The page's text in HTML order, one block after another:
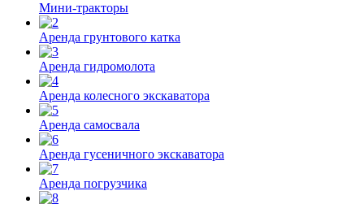
Мини-тракторы
Аренда грунтового катка
Аренда гидромолота
Аренда колесного экскаватора
Аренда самосвала
Аренда гусеничного экскаватора
Аренда погрузчика